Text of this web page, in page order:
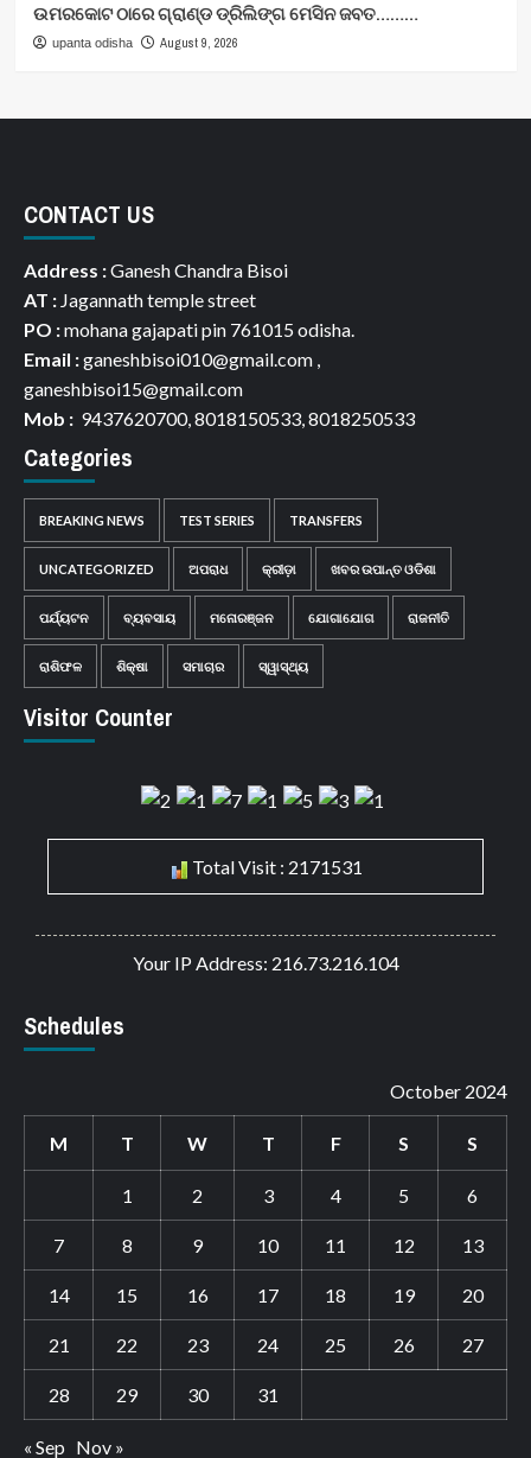
ଉମରକୋଟ ଠାରେ ଗ୍ରାଣ୍ଡ ଡ୍ରିଲିଙ୍ଗ ମେସିନ ଜବତ………
upanta odisha August 9, 2026
CONTACT US
Address :Ganesh Chandra Bisoi
AT : Jagannath temple street
PO :mohana gajapati pin 761015 odisha.
Email :ganeshbisoi010@gmail.com ,
ganeshbisoi15@gmail.com
Mob : 9437620700, 8018150533, 8018250533
Categories
BREAKING NEWS TEST SERIES TRANSFERS
UNCATEGORIZED ଅପରାଧ କ୍ରୀଡ଼ା ଖବର ଉପାନ୍ତ ଓଡିଶା
ପର୍ଯ୍ୟଟନ ବ୍ୟବସାୟ ମନୋରଞ୍ଜନ ଯୋଗାଯୋଗ ରାଜନୀତି
ରାଶିଫଳ ଶିକ୍ଷା ସମାଚାର ସ୍ୱାସ୍ଥ୍ୟ
Visitor Counter
Total Visit : 2171531
Your IP Address: 216.73.216.104
Schedules
October 2024
M T W T F S S
1 2 3 4 5 6
7 8 9 10 11 12 13
14 15 16 17 18 19 20
21 22 23 24 25 26 27
28 29 30 31
« Sep Nov »